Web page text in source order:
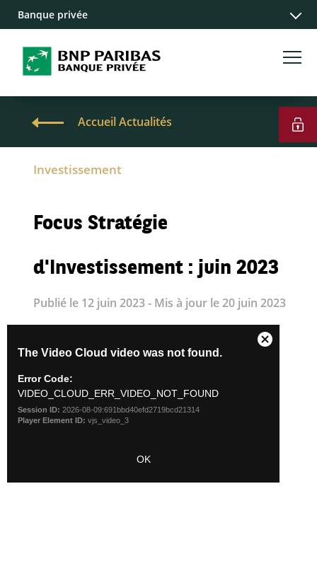
Banque privée
Accueil Actualités
Investissement
Focus Stratégie
d'Investissement : juin 2023
Publié le 12 juin 2023 - Mis à jour le 20 juin 2023